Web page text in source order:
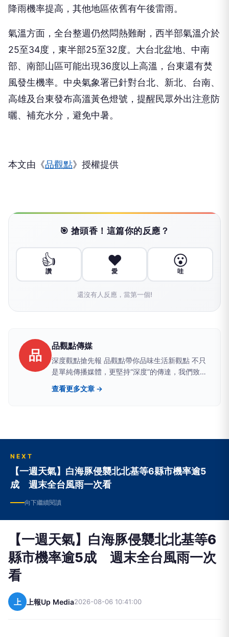
降雨機率提高，其他地區依舊有午後雷雨。
氣溫方面，全台整週仍然悶熱難耐，西半部氣溫介於
25至34度，東半部25至32度。大台北盆地、中南
部、南部山區可能出現36度以上高溫，台東還有焚
風發生機率。中央氣象署已針對台北、新北、台南、
高雄及台東發布高溫黃色燈號，提醒民眾外出注意防
曬、補充水分，避免中暑。
本文由《品觀點》授權提供
🎯 搶頭香！這篇你的反應？
👍
讚
❤️
愛
😮
哇
還沒有人反應，當第一個!
品
品觀點傳媒
深度觀點搶先報 品觀點帶你品味生活新觀點 不只
是單純傳播媒體，更堅持“深度”的傳達，我們致力
於建立一個具有品質、品味、品行，值得信任的媒
體品牌。聚焦時事議題提供有品、有價值且白色中
查看更多文章 →
NEXT
【一週天氣】白海豚侵襲北北基等6縣市機率逾5
成 週末全台風雨一次看
向下繼續閱讀
【一週天氣】白海豚侵襲北北基等6
縣市機率逾5成 週末全台風雨一次
看
上 上報Up Media2026-08-06 10:41:00